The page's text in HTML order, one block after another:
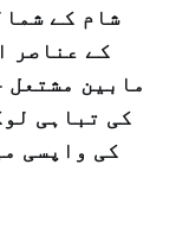
شام کے
کے عناصر
مابین مشتعل
کی تباہی
کی واپسی